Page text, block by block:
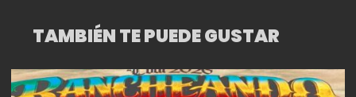
TAMBIÉN TE PUEDE GUSTAR